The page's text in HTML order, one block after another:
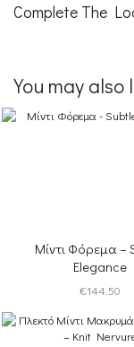
Complete The
You may also
Μίντι Φόρεμα –
Elegance
€144.50